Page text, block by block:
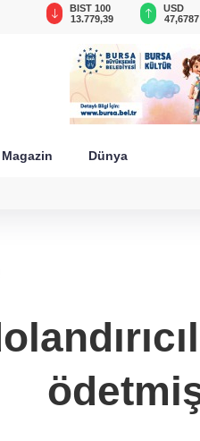
BIST 100
13.779,39
USD
47,6787
Magazin Dünya